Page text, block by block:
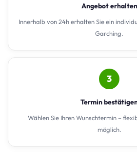
Angebot erhalten
Innerhalb von 24h erhalten Sie ein
Garching.
3
Termin
Wählen Sie Ihren Wunschtermin –
möglich.